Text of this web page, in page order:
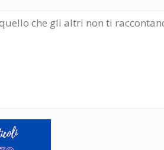
che gli altri non ti